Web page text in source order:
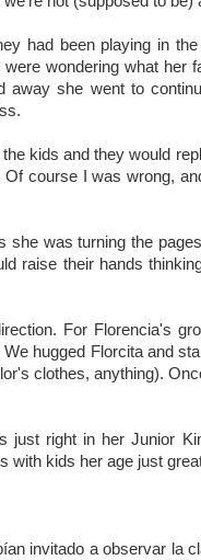
had been playing in the
wondering what her
she went to
kids and they would
course I was wrong,
she was turning the
raise their hands
For Florencia's
hugged Florcita and
clothes, anything).
right in her Junior
with kids her age just
invitado a observar la